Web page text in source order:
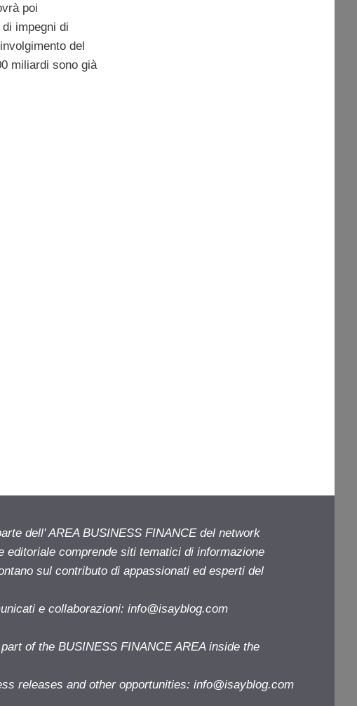
poi
impegni di
del
miliardi sono già
dell' AREA BUSINESS FINANCE del network
editoriale comprende siti tematici di informazione
sul contributo di appassionati ed esperti del
e collaborazioni: info@isayblog.com
of the BUSINESS FINANCE AREA inside the
releases and other opportunities: info@isayblog.com